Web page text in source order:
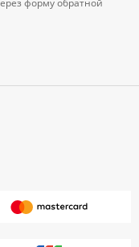
форму обратной